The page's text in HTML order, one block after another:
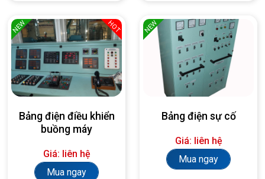
NEW HOT
Bảng điện điều khiển
buồng máy
Giá: liên hệ
Mua ngay
NEW
Bảng điện sự cố
Giá: liên hệ
Mua ngay